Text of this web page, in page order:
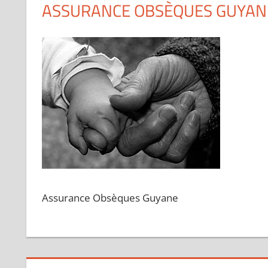
ASSURANCE OBSÈQUES
Assurance Obsèques Guyane